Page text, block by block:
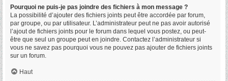
Pourquoi ne puis-je pas joindre des fichiers à mon message ?
La possibilité d’ajouter des fichiers joints peut être accordée par forum,
par groupe, ou par utilisateur. L’administrateur peut ne pas avoir autorisé
l’ajout de fichiers joints pour le forum dans lequel vous postez, ou peut-
être que seul un groupe peut en joindre. Contactez l’administrateur si
vous ne savez pas pourquoi vous ne pouvez pas ajouter de fichiers joints
sur un forum.
Haut